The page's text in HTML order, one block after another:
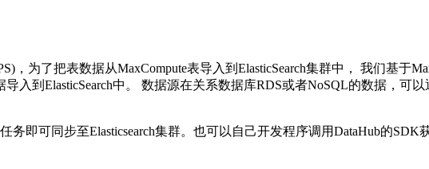
为了把表数据从MaxCompute表导入到ElasticSearch集群中， 我们基于
入到ElasticSearch中。 数据源在关系数据库RDS或者NoSQL的数据，可以
即可同步至Elasticsearch集群。也可以自己开发程序调用DataHub的